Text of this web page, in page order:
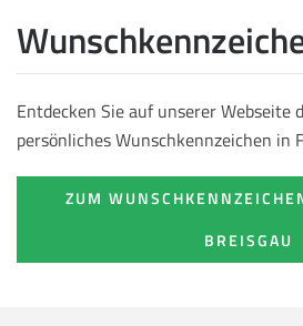
Entdecken Sie auf unserer
persönliches Wunschkennzeichen in
ZUM
BREISGAU